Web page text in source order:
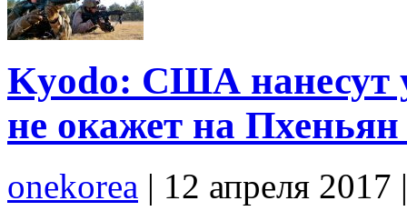
Kyodo: США нанесут
не окажет на
onekorea | 12 апреля 2017